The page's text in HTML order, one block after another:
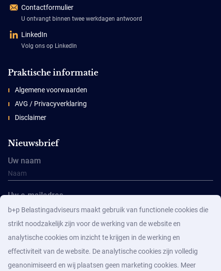
Contactformulier
U ontvangt binnen twee werkdagen antwoord
LinkedIn
Volg ons op LinkedIn
Praktische informatie
Algemene voorwaarden
AVG / Privacyverklaring
Disclaimer
Nieuwsbrief
Uw naam
Uw e-mailadres
b+p Belastingadviseurs maakt gebruik van functionele cookies die
strikt noodzakelijk zijn voor de werking van de website en
analytische cookies om inzicht te krijgen in de werking en
effectiviteit van de website. De analytische cookies zijn volledig
geanonimiseerd en wij plaatsen geen marketing cookies. Meer